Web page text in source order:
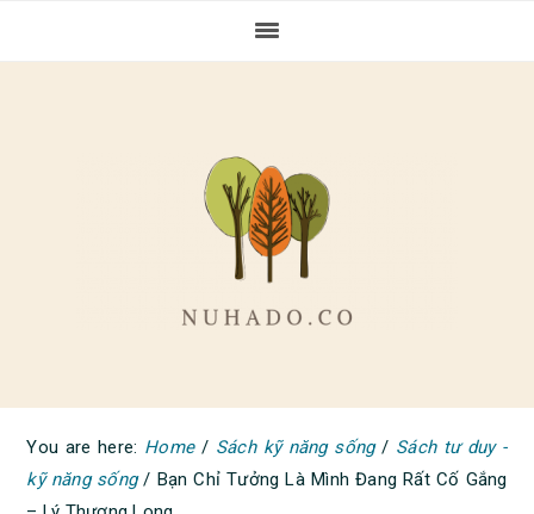
You are here: Home / Sách kỹ năng sống / Sách tư duy -
kỹ năng sống / Bạn Chỉ Tưởng Là Mình Đang Rất Cố Gắng